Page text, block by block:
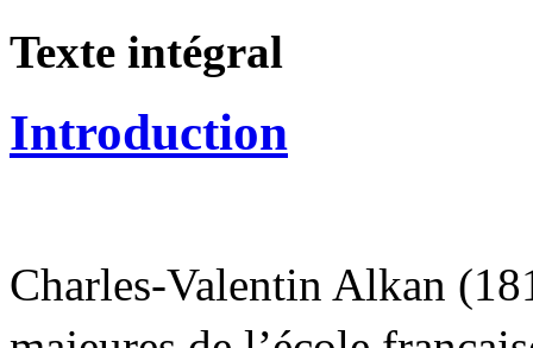
Texte intégral
Introduction
Charles-Valentin Alkan